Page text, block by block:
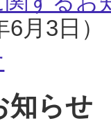
月3日）
知らせ